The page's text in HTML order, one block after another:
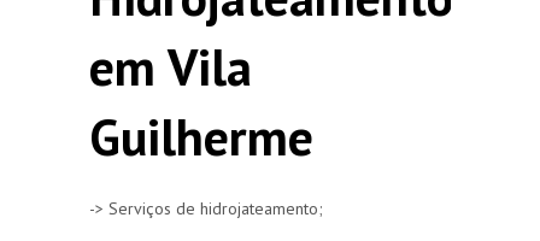
em Vila
Guilherme
-> Serviços de hidrojateamento;